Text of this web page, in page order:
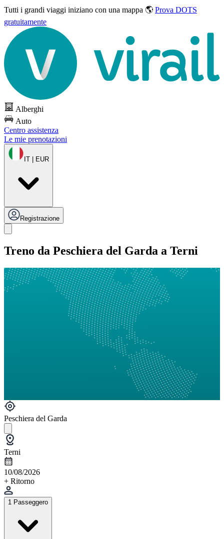
Tutti i grandi viaggi iniziano con una mappa 🌎 Prova DOTS
gratuitamente
Alberghi
Auto
Centro assistenza
Le mie prenotazioni
IT | EUR
Registrazione
Treno da Peschiera del Garda a Terni
Peschiera del Garda
Terni
10/08/2026
+ Ritorno
1 Passeggero